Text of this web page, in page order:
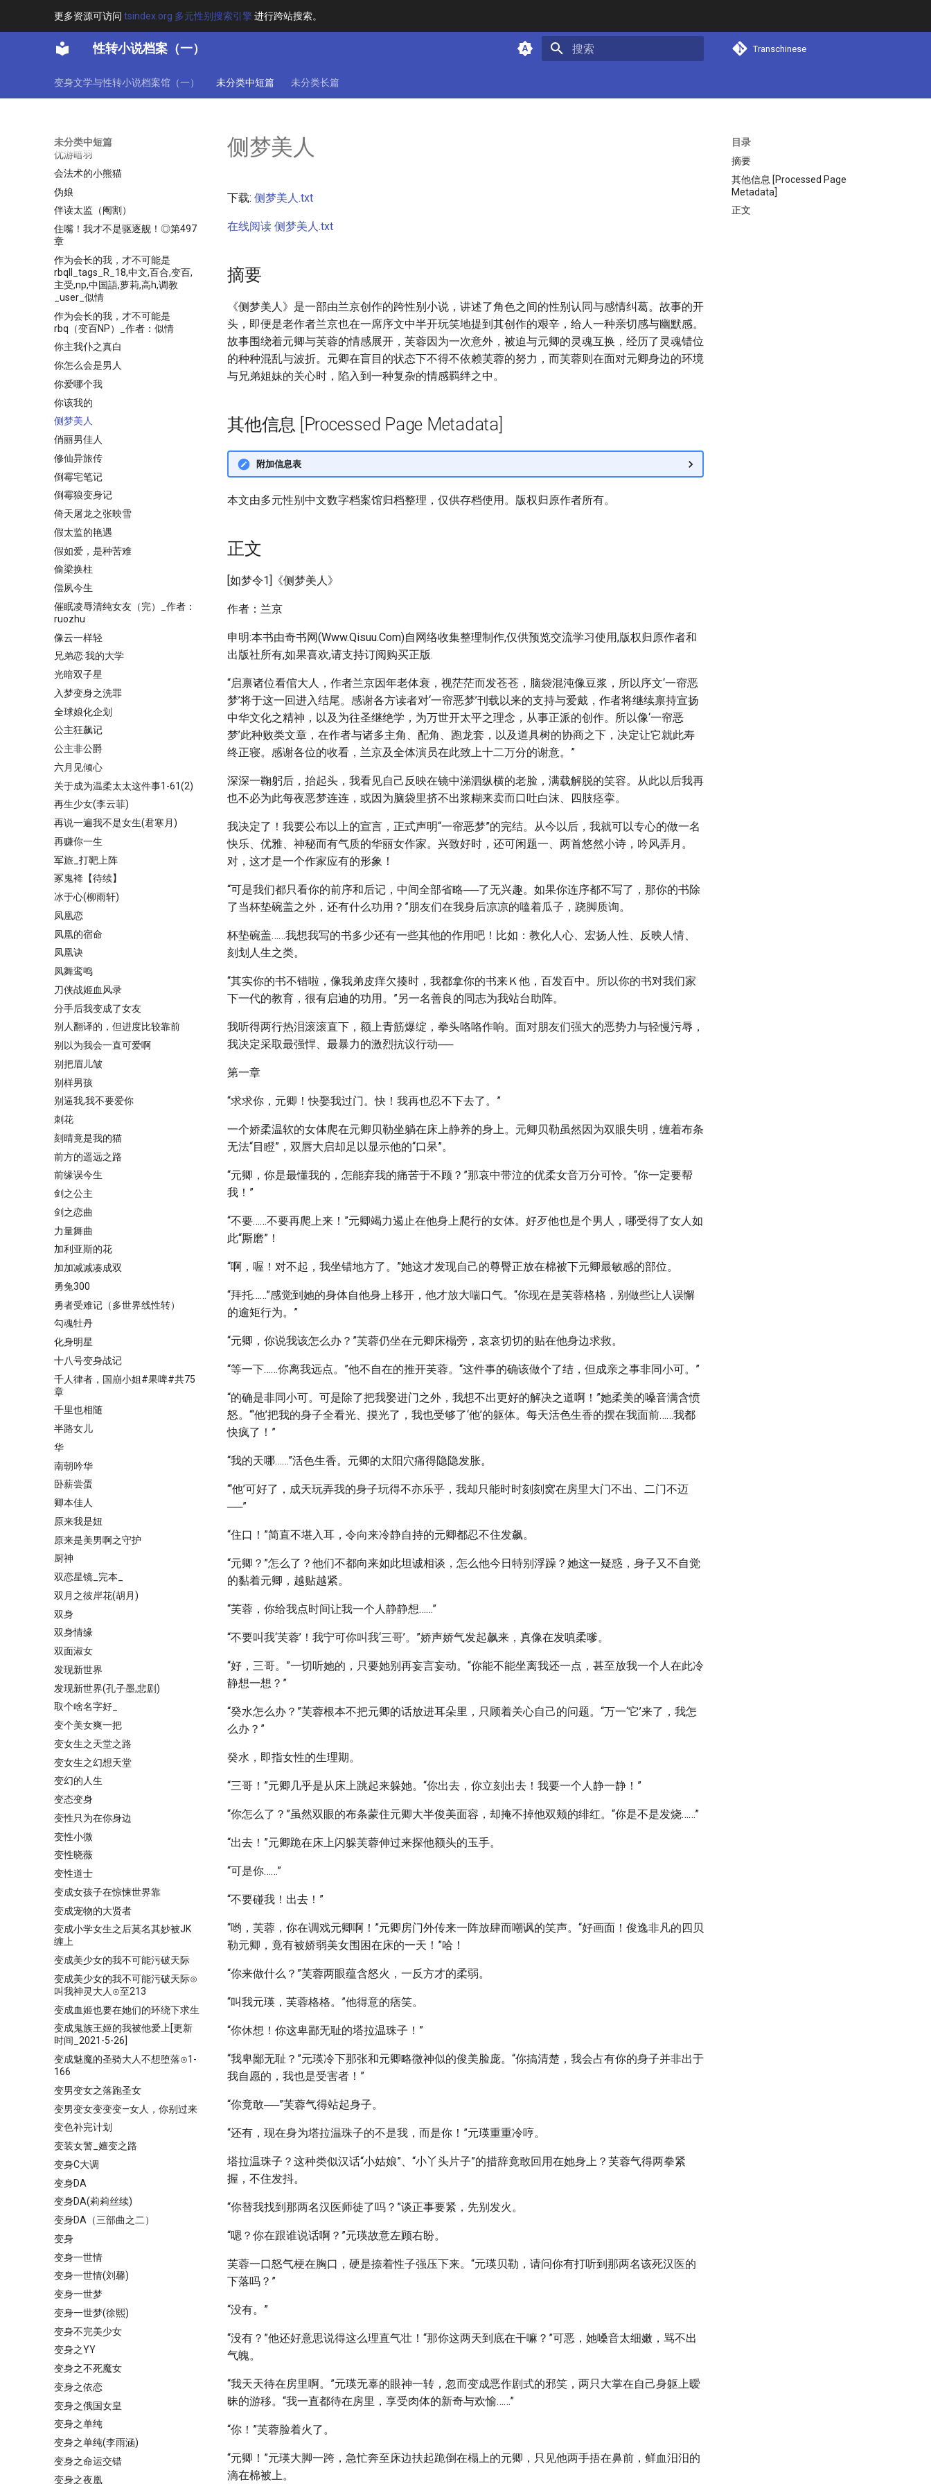
更多资源可访问 tsindex.org 多元性别搜索引擎进行跨站搜索。
性转小说档案（一） Transchinese
变身文学与性转小说档案馆（一） 未分类中短篇 未分类长篇
未分类中短篇
代班男公关
代理见习天使
代用身體
涯
仲夏情方炽
任性宝贝
优游暗羽
会法术的小熊猫
伪娘
伴读太监（阉割）
住嘴！我才不是驱逐舰！◎第497
章
作为会长的我，才不可能是
rbqII_tags_R_18,中文,百合,变百,
主受,np,中国語,萝莉,高h,调教
_user_似情
作为会长的我，才不可能是
rbq（变百NP）_作者：似情
你主我仆之真白
你怎么会是男人
你爱哪个我
你该我的
侧梦美人
俏丽男佳人
修仙异旅传
倒霉宅笔记
倒霉狼变身记
倚天屠龙之张映雪
假太监的艳遇
假如爱，是种苦难
偷梁换柱
偿夙今生
催眠凌辱清纯女友（完）_作者：
ruozhu
像云一样轻
兄弟恋·我的大学
光暗双子星
入梦变身之洗罪
全球娘化企划
公主狂飙记
公主非公爵
六月见倾心
关于成为温柔太太这件事1-61(2)
再生少女(李云菲)
再说一遍我不是女生(君寒月)
再赚你一生
军旅_打靶上阵
冢鬼袶【待续】
冰于心(柳雨轩)
凤凰恋
凤凰的宿命
凤凰诀
凤舞鸾鸣
刀侠战姬血风录
分手后我变成了女友
别人翻译的，但进度比较靠前
别以为我会一直可爱啊
别把眉儿皱
别样男孩
别逼我,我不要爱你
刺花
刻晴竟是我的猫
前方的遥远之路
前缘误今生
剑之公主
剑之恋曲
力量舞曲
加利亚斯的花
加加减减凑成双
勇兔300
勇者受难记（多世界线性转）
勾魂牡丹
化身明星
十八号变身战记
千人律者，国崩小姐#果啤#共75
章
千里也相随
半路女儿
华
南朝吟华
卧薪尝蛋
卿本佳人
原来我是妞
原来是美男啊之守护
厨神
双恋星镜_完本_
双月之彼岸花(胡月)
双身
双身情缘
双面淑女
发现新世界
发现新世界(孔子墨,悲剧)
取个啥名字好_
变个美女爽一把
变女生之天堂之路
变女生之幻想天堂
变幻的人生
变态变身
变性只为在你身边
变性小微
变性晓薇
变性道士
变成女孩子在惊悚世界靠
变成宠物的大贤者
变成小学女生之后莫名其妙被JK
缠上
变成美少女的我不可能污破天际
变成美少女的我不可能污破天际⊙
叫我神灵大人⊙至213
变成血姬也要在她们的环绕下求生
变成鬼族王姬的我被他爱上[更新
时间_2021-5-26]
变成魅魔的圣骑大人不想堕落⊙1-
166
变男变女之落跑圣女
变男变女变变变—女人，你别过来
变色补完计划
变装女警_嬗变之路
变身C大调
变身DA
变身DA(莉莉丝续)
变身DA（三部曲之二）
变身
变身一世情
变身一世情(刘馨)
变身一世梦
变身一世梦(徐熙)
变身不完美少女
变身之YY
变身之不死魔女
变身之依恋
变身之俄国女皇
变身之单纯
变身之单纯(李雨涵)
变身之命运交错
变身之夜凰
目录
摘要
其他信息 [Processed Page
Metadata]
正文
侧梦美人
下载: 侧梦美人.txt
在线阅读 侧梦美人.txt
摘要
《侧梦美人》是一部由兰京创作的跨性别小说，讲述了角色之间的性别认同与感情纠葛。故事的开
头，即便是老作者兰京也在一席序文中半开玩笑地提到其创作的艰辛，给人一种亲切感与幽默感。
故事围绕着元卿与芙蓉的情感展开，芙蓉因为一次意外，被迫与元卿的灵魂互换，经历了灵魂错位
的种种混乱与波折。元卿在盲目的状态下不得不依赖芙蓉的努力，而芙蓉则在面对元卿身边的环境
与兄弟姐妹的关心时，陷入到一种复杂的情感羁绊之中。
其他信息 [Processed Page Metadata]
附加信息表
本文由多元性别中文数字档案馆归档整理，仅供存档使用。版权归原作者所有。
正文
[如梦令1]《侧梦美人》
作者：兰京
申明:本书由奇书网(Www.Qisuu.Com)自网络收集整理制作,仅供预览交流学习使用,版权归原作者和
出版社所有,如果喜欢,请支持订阅购买正版.
“启禀诸位看倌大人，作者兰京因年老体衰，视茫茫而发苍苍，脑袋混沌像豆浆，所以序文‘一帘恶
梦’将于这一回进入结尾。感谢各方读者对‘一帘恶梦’刊载以来的支持与爱戴，作者将继续禀持宣扬
中华文化之精神，以及为往圣继绝学，为万世开太平之理念，从事正派的创作。所以像‘一帘恶
梦’此种败类文章，在作者与诸多主角、配角、跑龙套，以及道具树的协商之下，决定让它就此寿
终正寝。感谢各位的收看，兰京及全体演员在此致上十二万分的谢意。”
深深一鞠躬后，抬起头，我看见自己反映在镜中涕泗纵横的老脸，满载解脱的笑容。从此以后我再
也不必为此每夜恶梦连连，或因为脑袋里挤不出浆糊来卖而口吐白沫、四肢痉挛。
我决定了！我要公布以上的宣言，正式声明“一帘恶梦”的完结。从今以后，我就可以专心的做一名
快乐、优雅、神秘而有气质的华丽女作家。兴致好时，还可闲题一、两首悠然小诗，吟风弄月。
对，这才是一个作家应有的形象！
“可是我们都只看你的前序和后记，中间全部省略──了无兴趣。如果你连序都不写了，那你的书除
了当杯垫碗盖之外，还有什么功用？”朋友们在我身后凉凉的嗑着瓜子，跷脚质询。
杯垫碗盖……我想我写的书多少还有一些其他的作用吧！比如：教化人心、宏扬人性、反映人情、
刻划人生之类。
“其实你的书不错啦，像我弟皮痒欠揍时，我都拿你的书来Ｋ他，百发百中。所以你的书对我们家
下一代的教育，很有启迪的功用。”另一名善良的同志为我站台助阵。
我听得两行热泪滚滚直下，额上青筋爆绽，拳头咯咯作响。面对朋友们强大的恶势力与轻慢污辱，
我决定采取最强悍、最暴力的激烈抗议行动──
第一章
“求求你，元卿！快娶我过门。快！我再也忍不下去了。”
一个娇柔温软的女体爬在元卿贝勒坐躺在床上静养的身上。元卿贝勒虽然因为双眼失明，缠着布条
无法“目瞪”，双唇大启却足以显示他的“口呆”。
“元卿，你是最懂我的，怎能弃我的痛苦于不顾？”那哀中带泣的优柔女音万分可怜。“你一定要帮
我！”
“不要……不要再爬上来！”元卿竭力遏止在他身上爬行的女体。好歹他也是个男人，哪受得了女人如
此“厮磨”！
“啊，喔！对不起，我坐错地方了。”她这才发现自己的尊臀正放在棉被下元卿最敏感的部位。
“拜托……”感觉到她的身体自他身上移开，他才放大喘口气。“你现在是芙蓉格格，别做些让人误懈
的逾矩行为。”
“元卿，你说我该怎么办？”芙蓉仍坐在元卿床榻旁，哀哀切切的贴在他身边求救。
“等一下……你离我远点。”他不自在的推开芙蓉。“这件事的确该做个了结，但成亲之事非同小可。”
“的确是非同小可。可是除了把我娶进门之外，我想不出更好的解决之道啊！”她柔美的嗓音满含愤
怒。“‘他’把我的身子全看光、摸光了，我也受够了‘他’的躯体。每天活色生香的摆在我面前……我都
快疯了！”
“我的天哪……”活色生香。元卿的太阳穴痛得隐隐发胀。
“‘他’可好了，成天玩弄我的身子玩得不亦乐乎，我却只能时时刻刻窝在房里大门不出、二门不迈
──”
“住口！”简直不堪入耳，令向来冷静自持的元卿都忍不住发飙。
“元卿？”怎么了？他们不都向来如此坦诚相谈，怎么他今日特别浮躁？她这一疑惑，身子又不自觉
的黏着元卿，越贴越紧。
“芙蓉，你给我点时间让我一个人静静想……”
“不要叫我‘芙蓉’！我宁可你叫我‘三哥’。”娇声娇气发起飙来，真像在发嗔柔嗲。
“好，三哥。”一切听她的，只要她别再妄言妄动。“你能不能坐离我还一点，甚至放我一个人在此冷
静想一想？”
“癸水怎么办？”芙蓉根本不把元卿的话放进耳朵里，只顾着关心自己的问题。“万一‘它’来了，我怎
么办？”
癸水，即指女性的生理期。
“三哥！”元卿几乎是从床上跳起来躲她。“你出去，你立刻出去！我要一个人静一静！”
“你怎么了？”虽然双眼的布条蒙住元卿大半俊美面容，却掩不掉他双颊的绯红。“你是不是发烧……”
“出去！”元卿跪在床上闪躲芙蓉伸过来探他额头的玉手。
“可是你……”
“不要碰我！出去！”
“哟，芙蓉，你在调戏元卿啊！”元卿房门外传来一阵放肆而嘲讽的笑声。“好画面！俊逸非凡的四贝
勒元卿，竟有被娇弱美女围困在床的一天！”哈！
“你来做什么？”芙蓉两眼蕴含怒火，一反方才的柔弱。
“叫我元瑛，芙蓉格格。”他得意的痞笑。
“你休想！你这卑鄙无耻的塔拉温珠子！”
“我卑鄙无耻？”元瑛冷下那张和元卿略微神似的俊美脸庞。“你搞清楚，我会占有你的身子并非出于
我自愿的，我也是受害者！”
“你竟敢──”芙蓉气得站起身子。
“还有，现在身为塔拉温珠子的不是我，而是你！”元瑛重重冷哼。
塔拉温珠子？这种类似汉话“小姑娘”、“小丫头片子”的措辞竟敢回用在她身上？芙蓉气得两拳紧
握，不住发抖。
“你替我找到那两名汉医师徒了吗？”谈正事要紧，先别发火。
“嗯？你在跟谁说话啊？”元瑛故意左顾右盼。
芙蓉一口怒气梗在胸口，硬是捺着性子强压下来。“元瑛贝勒，请问你有打听到那两名该死汉医的
下落吗？”
“没有。”
“没有？”他还好意思说得这么理直气壮！“那你这两天到底在干嘛？”可恶，她嗓音太细嫩，骂不出
气魄。
“我天天待在房里啊。”元瑛无辜的眼神一转，忽而变成恶作剧式的邪笑，两只大掌在自己身躯上暧
昧的游移。“我一直都待在房里，享受肉体的新奇与欢愉……”
“你！”芙蓉脸着火了。
“元卿！”元瑛大脚一跨，急忙奔至床边扶起跪倒在榻上的元卿，只见他两手捂在鼻前，鲜血汨汨的
滴在棉被上。